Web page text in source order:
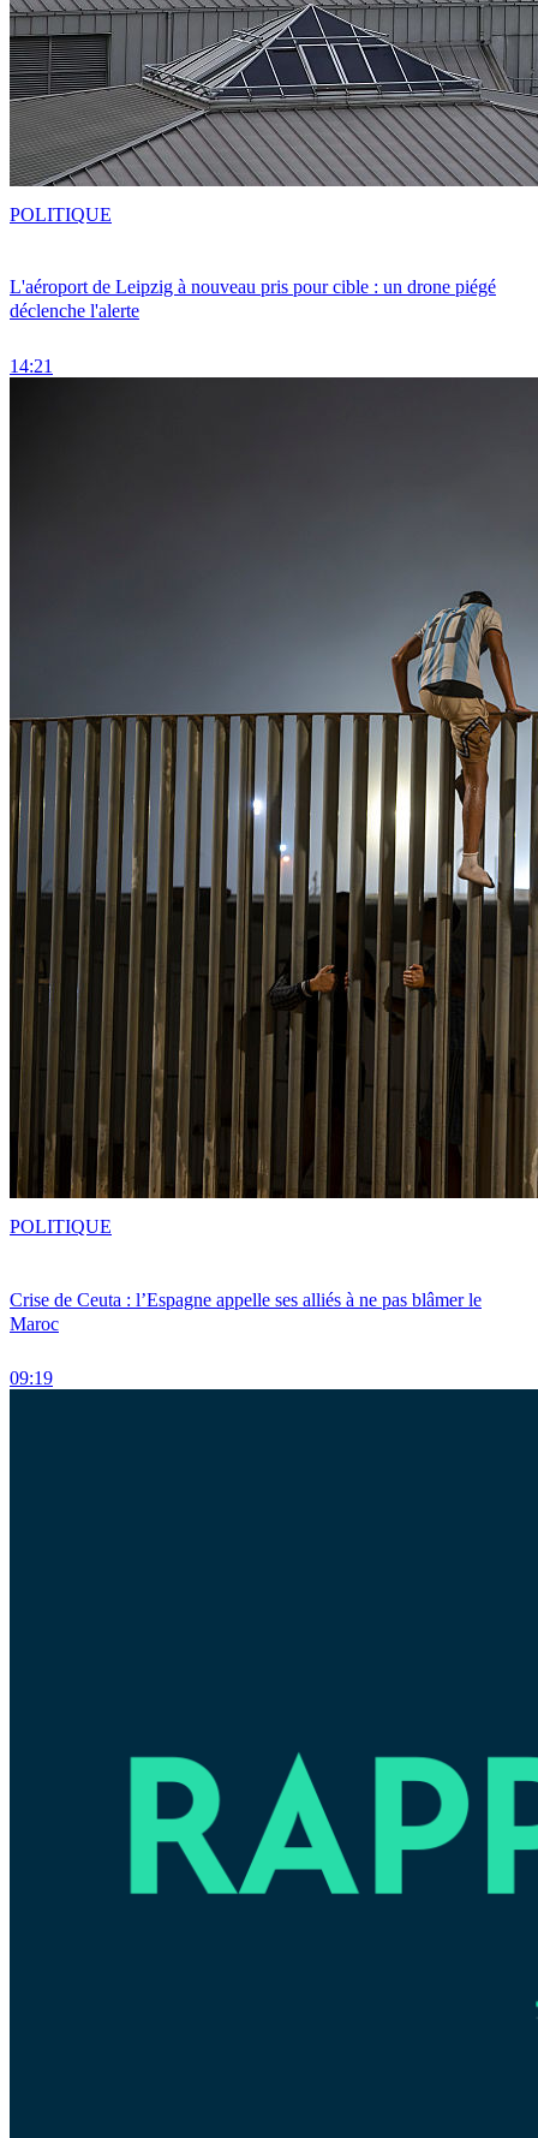
L'aéroport de Leipzig à nouveau pris pour cible : un drone piégé
déclenche l'alerte
14:21
POLITIQUE
Crise de Ceuta : l’Espagne appelle ses alliés à ne pas blâmer le
Maroc
09:19
POLITIQUE